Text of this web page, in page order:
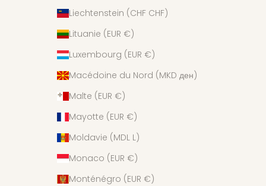
Liechtenstein (CHF CHF)
Lituanie (EUR €)
Luxembourg (EUR €)
Macédoine du Nord (MKD ден)
Malte (EUR €)
Mayotte (EUR €)
Moldavie (MDL L)
Monaco (EUR €)
Monténégro (EUR €)